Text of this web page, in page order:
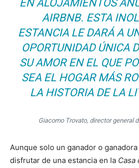
EN ALOJAMIENTOS
AIRBNB. ESTA
ESTANCIA LE DARÁ A
OPORTUNIDAD ÚNICA
SU AMOR EN EL QUE
SEA EL HOGAR MÁS
LA HISTORIA DE LA
Giacomo Trovato, director general
Aunque solo un ganador o
disfrutar de una estancia en la Casa